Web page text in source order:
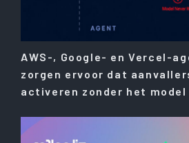
AWS-, Google- en Vercel-
zorgen ervoor dat
activeren zonder het